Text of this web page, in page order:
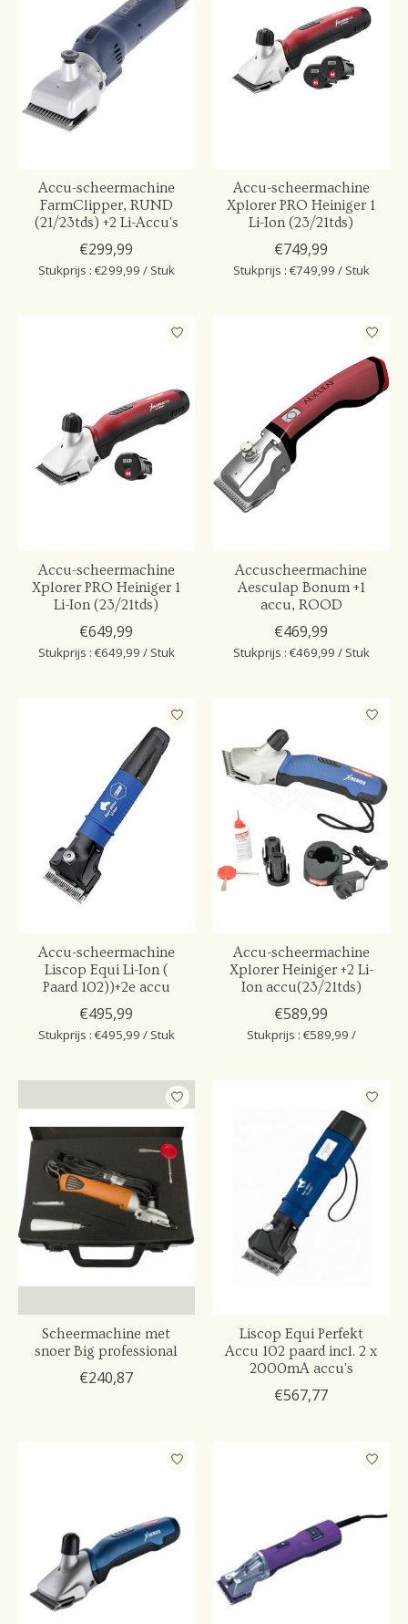
Accu-scheermachine
FarmClipper, RUND
(21/23tds) +2 Li-Accu's
€299,99
Stukprijs : €299,99 / Stuk
Accu-scheermachine
Xplorer PRO Heiniger 1
Li-Ion (23/21tds)
€749,99
Stukprijs : €749,99 / Stuk
Accu-scheermachine
Xplorer PRO Heiniger 1
Li-Ion (23/21tds)
€649,99
Stukprijs : €649,99 / Stuk
Accuscheermachine
Aesculap Bonum +1
accu, ROOD
€469,99
Stukprijs : €469,99 / Stuk
Accu-scheermachine
Liscop Equi Li-Ion (
Paard 102))+2e accu
€495,99
Stukprijs : €495,99 / Stuk
Accu-scheermachine
Xplorer Heiniger +2 Li-
Ion accu(23/21tds)
€589,99
Stukprijs : €589,99 /
Scheermachine met
snoer Big professional
€240,87
Liscop Equi Perfekt
Accu 102 paard incl. 2 x
2000mA accu's
€567,77